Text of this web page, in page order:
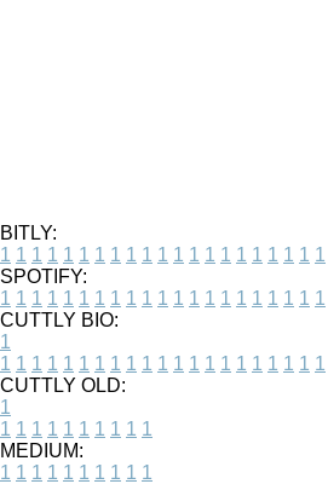
BITLY:
1 1 1 1 1 1 1 1 1 1 1 1 1 1 1 1 1 1 1 1 1
SPOTIFY:
1 1 1 1 1 1 1 1 1 1 1 1 1 1 1 1 1 1 1 1 1
CUTTLY BIO:
1
1 1 1 1 1 1 1 1 1 1 1 1 1 1 1 1 1 1 1 1 1
CUTTLY OLD:
1
1 1 1 1 1 1 1 1 1 1
MEDIUM:
1 1 1 1 1 1 1 1 1 1